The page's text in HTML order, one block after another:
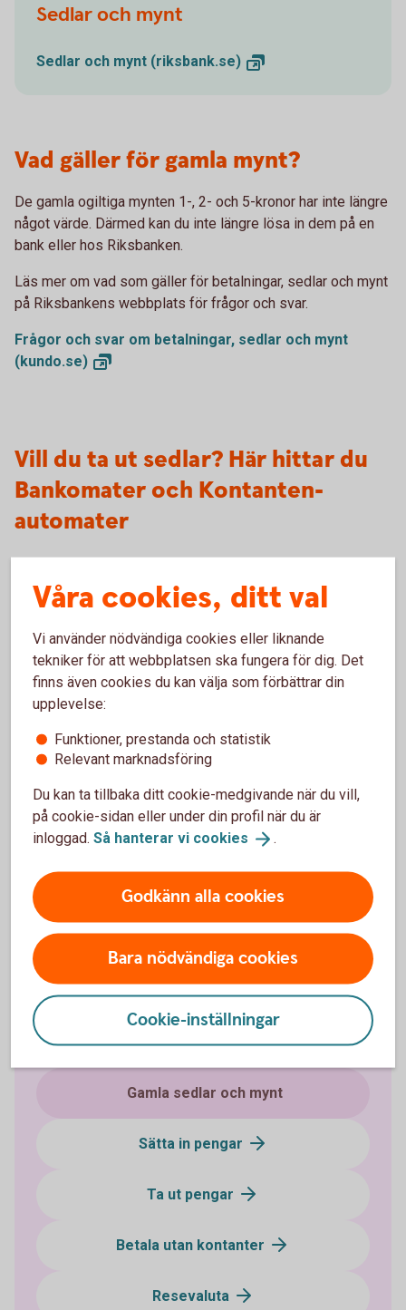
Sedlar och mynt
Sedlar och mynt (riksbank.se)
Vad gäller för gamla mynt?
De gamla ogiltiga mynten 1-, 2- och 5-kronor har inte längre
något värde. Därmed kan du inte längre lösa in dem på en
bank eller hos Riksbanken.
Läs mer om vad som gäller för betalningar, sedlar och mynt
på Riksbankens webbplats för frågor och svar.
Frågor och svar om betalningar, sedlar och mynt
(kundo.se)
Vill du ta ut sedlar? Här hittar du
Bankomater och Kontanten-
automater
Bankomat
Cirka 1 500 automater i Sverige för dig som är
privatkund hos oss
Bankomats uttagsautomater
Kontanten
Cirka 450 automater i Sverige - ofta där det inte
finns någon bank i närheten.
Kontantens uttagsautomater
Kontanter och bankomater
Gamla sedlar och mynt
Sätta in pengar
Ta ut pengar
Betala utan kontanter
Resevaluta
Våra cookies, ditt val
Vi använder nödvändiga cookies eller liknande
tekniker för att webbplatsen ska fungera för dig. Det
finns även cookies du kan välja som förbättrar din
upplevelse:
Funktioner, prestanda och statistik
Relevant marknadsföring
Du kan ta tillbaka ditt cookie-medgivande när du vill,
på cookie-sidan eller under din profil när du är
inloggad. Så hanterar vi cookies .
Godkänn alla cookies
Bara nödvändiga cookies
Cookie-inställningar